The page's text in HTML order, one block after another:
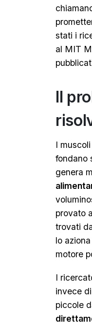
stati i
al MIT
Il
I
fondano
genera
provato
trovati
lo
motore
I
invece
piccole